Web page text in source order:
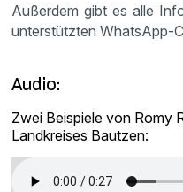
Außerdem gibt es alle
unterstützten WhatsApp-
Audio:
Zwei Beispiele von Romy
Landkreises Bautzen: